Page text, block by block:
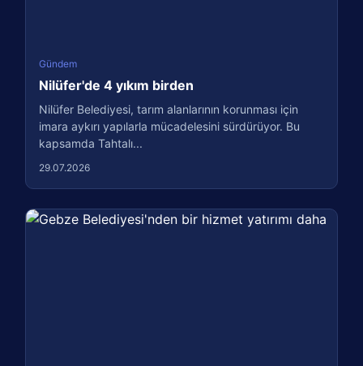
Gündem
Nilüfer'de 4 yıkım birden
Nilüfer Belediyesi, tarım alanlarının korunması için
imara aykırı yapılarla mücadelesini sürdürüyor. Bu
kapsamda Tahtalı...
29.07.2026